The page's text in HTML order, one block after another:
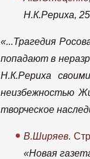
Н.К.Рериха,
«...Трагедия
попадают в
Н.К.Рериха
неизбежностью
творческое
В.Ширяев.
«Новая